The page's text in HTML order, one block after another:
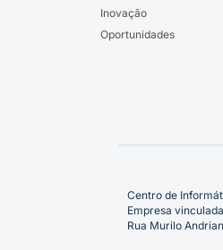
Inovação
Oportunidades
Centro de
Empresa
Rua Murilo